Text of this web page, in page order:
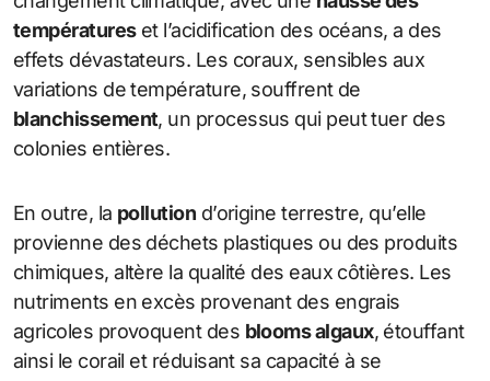
températureset l’acidification des océans, a des
effets dévastateurs. Les coraux, sensibles aux
variations de température, souffrent de
blanchissement, un processus qui peut tuer des
colonies entières.
En outre, la pollution d’origine terrestre, qu’elle
provienne des déchets plastiques ou des produits
chimiques, altère la qualité des eaux côtières. Les
nutriments en excès provenant des engrais
agricoles provoquent des blooms algaux, étouffant
ainsi le corail et réduisant sa capacité à se